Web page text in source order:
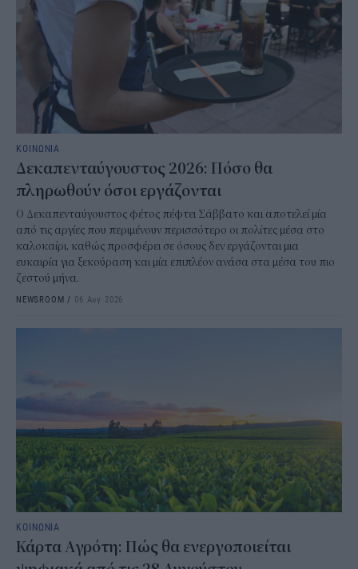
ΚΟΙΝΩΝΙΑ
Δεκαπενταύγουστος 2026: Πόσο θα
πληρωθούν όσοι εργάζονται
Ο Δεκαπενταύγουστος φέτος πέφτει Σάββατο και αποτελεί μία
από τις αργίες που περιμένουν περισσότερο οι πολίτες μέσα στο
καλοκαίρι, καθώς προσφέρει σε όσους δεν εργάζονται μια
ευκαιρία για ξεκούραση και μία επιπλέον ανάσα στα μέσα του πιο
ζεστού μήνα.
NEWSROOM / 06 Αυγ 2026
ΚΟΙΝΩΝΙΑ
Κάρτα Αγρότη: Πώς θα ενεργοποιείται